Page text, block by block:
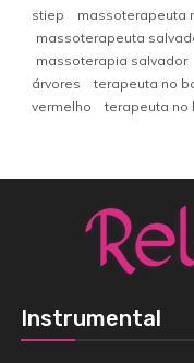
stiep
massoterapeuta
massoterapeuta
massoterapia salvador
árvores
terapeuta no
vermelho
terapeuta no
Instrumental